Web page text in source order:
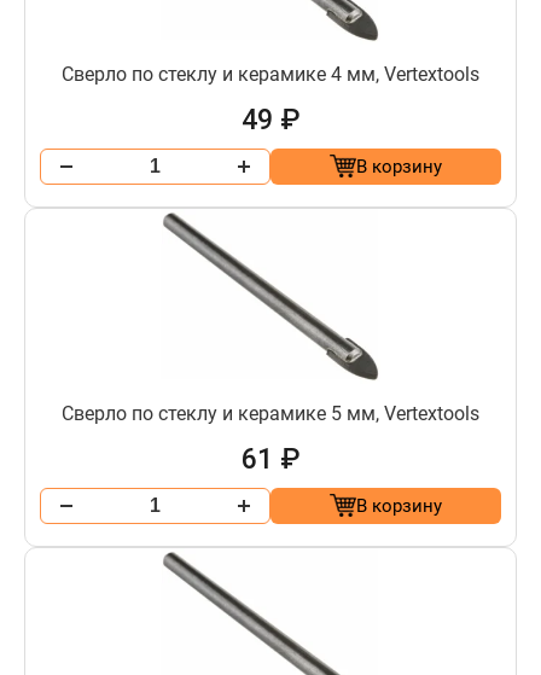
Сверло по стеклу и керамике 4 мм, Vertextools
49 ₽
В корзину
Сверло по стеклу и керамике 5 мм, Vertextools
61 ₽
В корзину